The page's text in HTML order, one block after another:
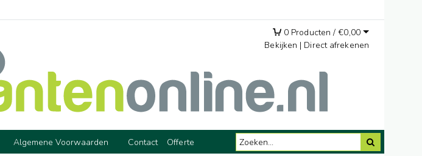
0 Producten /€0,00
Bekijken | Direct afrekenen
Algemene Voorwaarden Contact Offerte